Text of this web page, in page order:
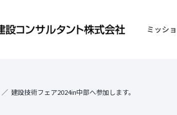
ミッシ
建設技術フェア2024in中部へ参加します。